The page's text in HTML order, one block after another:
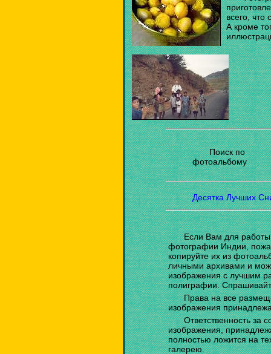
всего, что
А кроме
Поиск по
фотоальбому
Десятка Лучших
Если Вам для
фотографии Индии,
копируйте их из
личными архивами и
изображения с лучшим
полиграфии.
Права на все
изображения
Ответственность за
изображения,
полностью ложится на
галерею.